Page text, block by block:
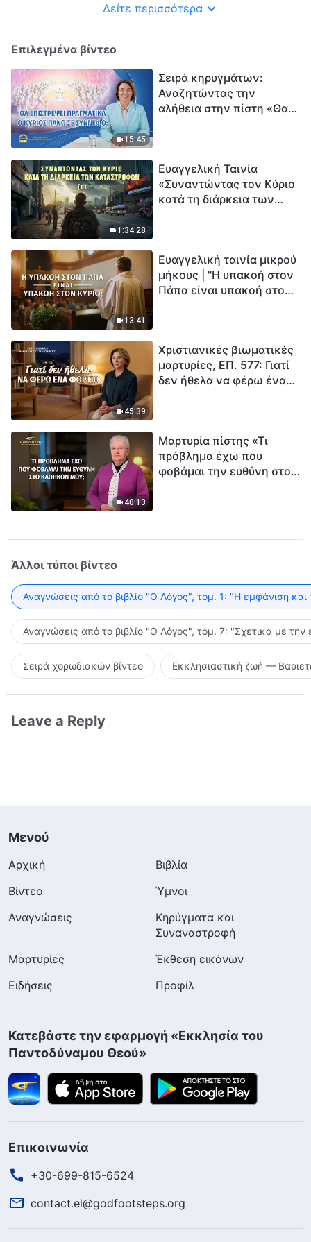
Δείτε περισσότερα
Επιλεγμένα βίντεο
15:45
Σειρά κηρυγμάτων:
Αναζητώντας την
αλήθεια στην πίστη «Θα
1:34:28
Ευαγγελική Ταινία
«Συναντώντας τον Κύριο
κατά τη διάρκεια των
εξαφάνισης». Οι
καταστροφές χτυπούν.
Ξεκινά η αντίστροφη
13:41
Ευαγγελική ταινία μικρού
μήκους | "Η υπακοή στον
Πάπα είναι υπακοή στον
45:39
Χριστιανικές βιωματικές
μαρτυρίες, ΕΠ. 577: Γιατί
δεν ήθελα να φέρω ένα
40:13
Μαρτυρία πίστης «Τι
πρόβλημα έχω που
φοβάμαι την ευθύνη στο
Άλλοι τύποι βίντεο
Αναγνώσεις από το βιβλίο "Ο Λόγος", τόμ. 1: "Η εμφάνιση
Αναγνώσεις από το βιβλίο "Ο Λόγος", τόμ. 7: "Σχετικά με την
Σειρά χορωδιακών βίντεο Εκκλησιαστική ζωή —
Leave a Reply
Μενού
Αρχική
Βιβλία
Βίντεο
Ύμνοι
Αναγνώσεις
Κηρύγματα και
Συναναστροφή
Μαρτυρίες
Έκθεση εικόνων
Ειδήσεις
Προφίλ
Κατεβάστε την εφαρμογή «Εκκλησία του
Παντοδύναμου Θεού»
Επικοινωνία
+30-699-815-6524
contact.el@godfootsteps.org